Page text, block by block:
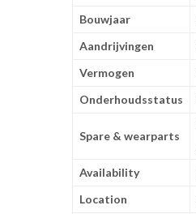
Bouwjaar
Aandrijvingen
Vermogen
Onderhoudsstatus
Spare & wearparts
Availability
Location